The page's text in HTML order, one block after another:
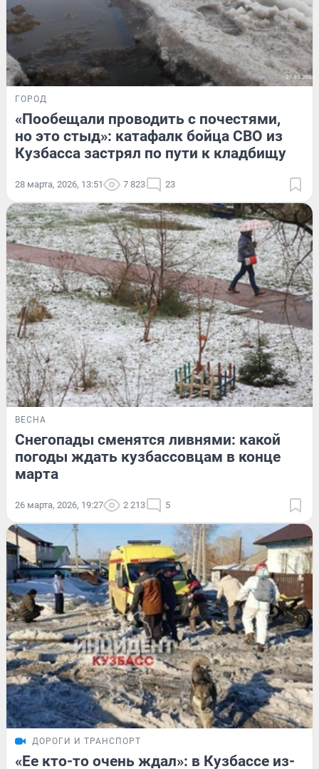
ГОРОД
«Пообещали проводить с почестями,
но это стыд»: катафалк бойца СВО из
Кузбасса застрял по пути к кладбищу
28 марта, 2026, 13:51 7 823 23
ВЕСНА
Снегопады сменятся ливнями: какой
погоды ждать кузбассовцам в конце
марта
26 марта, 2026, 19:27 2 213 5
ДОРОГИ И ТРАНСПОРТ
«Ее кто-то очень ждал»: в Кузбассе из-